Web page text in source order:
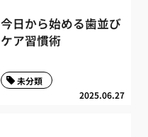
今日から始める歯並び
ケア習慣術
2025.06.27
未分類